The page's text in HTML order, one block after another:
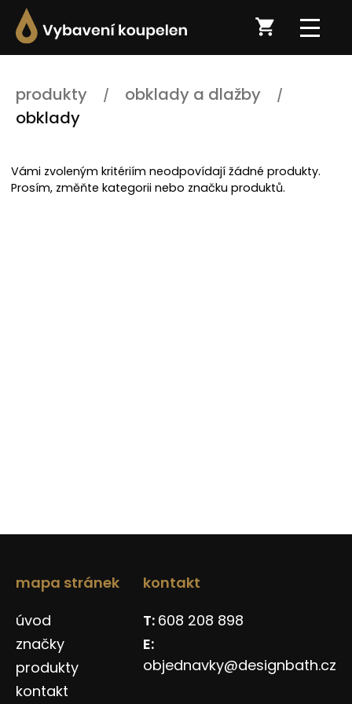
produkty
obklady a dlažby
obklady
Vámi zvoleným kritériím neodpovídají žádné produkty.
Prosím, změňte kategorii nebo značku produktů.
mapa stránek
úvod
značky
produkty
kontakt
kontakt
608 208 898
objednavky@designbath.cz